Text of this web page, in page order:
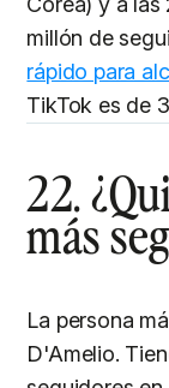
millón de
rápido para
TikTok es de
22.
más
La persona
D'Amelio.